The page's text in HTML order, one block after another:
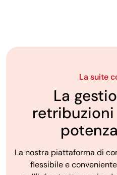
La suite
La
La nostra piattaforma di
flessibile e